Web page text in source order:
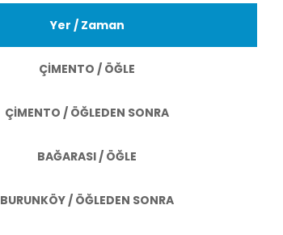
Yer / Zaman
ÇİMENTO / ÖĞLE
ÇİMENTO / ÖĞLEDEN SONRA
BAĞARASI / ÖĞLE
BURUNKÖY / ÖĞLEDEN SONRA